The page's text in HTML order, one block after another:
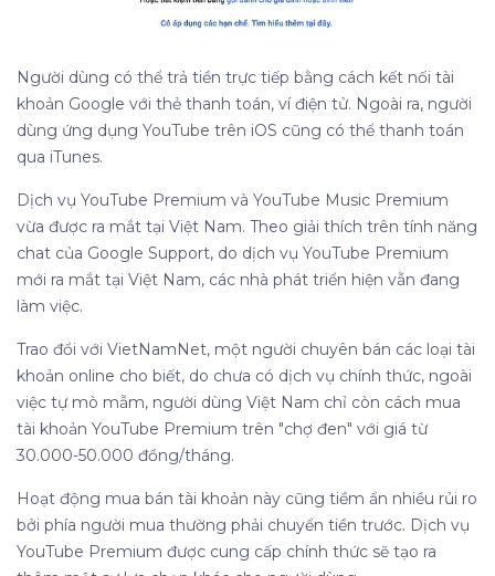
Người dùng có thể trả tiền trực tiếp bằng cách kết nối tài
khoản Google với thẻ thanh toán, ví điện tử. Ngoài ra, người
dùng ứng dụng YouTube trên iOS cũng có thể thanh toán
qua iTunes.
Dịch vụ YouTube Premium và YouTube Music Premium
vừa được ra mắt tại Việt Nam. Theo giải thích trên tính năng
chat của Google Support, do dịch vụ YouTube Premium
mới ra mắt tại Việt Nam, các nhà phát triển hiện vẫn đang
làm việc.
Trao đổi với VietNamNet, một người chuyên bán các loại tài
khoản online cho biết, do chưa có dịch vụ chính thức, ngoài
việc tự mò mẫm, người dùng Việt Nam chỉ còn cách mua
tài khoản YouTube Premium trên "chợ đen" với giá từ
30.000-50.000 đồng/tháng.
Hoạt động mua bán tài khoản này cũng tiềm ẩn nhiều rủi ro
bởi phía người mua thường phải chuyển tiền trước. Dịch vụ
YouTube Premium được cung cấp chính thức sẽ tạo ra